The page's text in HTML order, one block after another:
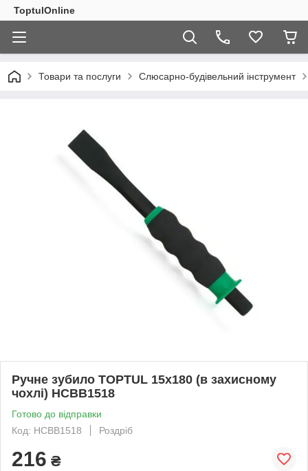
ToptulOnline
Товари та послуги Слюсарно-будівельний інструмент
Ручне зубило TOPTUL 15x180 (в захисному
чохлі) HCBB1518
Готово до відправки
Код: HCBB1518
Роздріб
216 ₴